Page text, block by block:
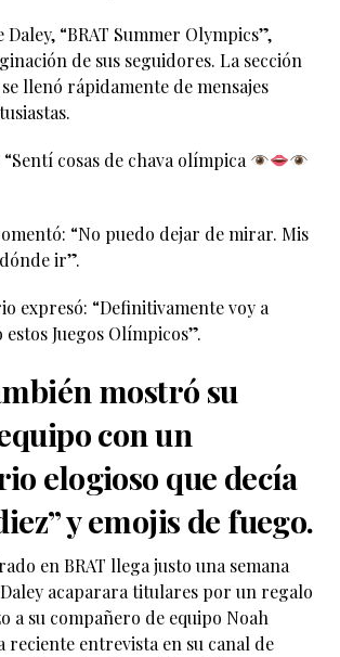
“BRAT Summer Olympics”,
de sus seguidores. La sección
llenó rápidamente de mensajes
cosas de chava olímpica
“No puedo dejar de mirar. Mis
ir”.
expresó: “Definitivamente voy a
Juegos Olímpicos”.
mostró su
con un
elogioso que decía
y emojis de fuego.
en BRAT llega justo una semana
Daley acaparara titulares por un regalo
a su compañero de equipo Noah
reciente entrevista en su canal de